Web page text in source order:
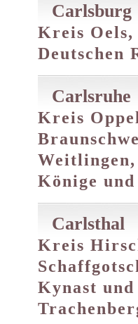
Carlsburg
Kreis Oels,
Deutschen
Carlsruhe
Kreis
Könige
Carlsthal
Kreis
Kynast